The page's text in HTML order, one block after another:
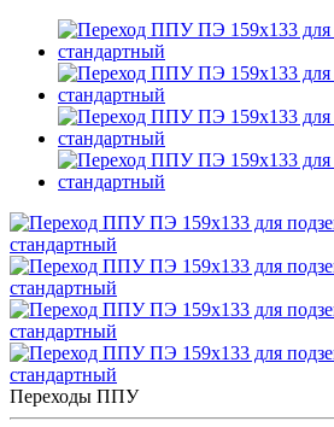
Переходы ППУ